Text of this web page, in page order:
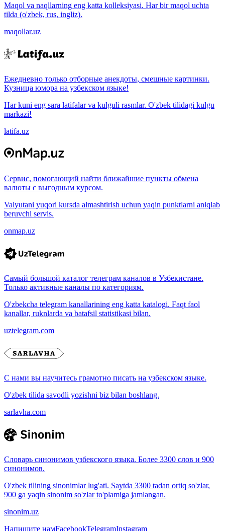
Maqol va naqllarning eng katta kolleksiyasi. Har bir maqol uchta
tilda (o'zbek, rus, ingliz).
maqollar.uz
Ежедневно только отборные анекдоты, смешные картинки.
Кузница юмора на узбекском языке!
Har kuni eng sara latifalar va kulguli rasmlar. O'zbek tilidagi kulgu
markazi!
latifa.uz
Сервис, помогающий найти ближайшие пункты обмена
валюты с выгодным курсом.
Valyutani yuqori kursda almashtirish uchun yaqin punktlarni aniqlab
beruvchi servis.
onmap.uz
Самый большой каталог телеграм каналов в Узбекистане.
Только активные каналы по категориям.
O'zbekcha telegram kanallarining eng katta katalogi. Faqt faol
kanallar, ruknlarda va batafsil statistikasi bilan.
uztelegram.com
С нами вы научитесь грамотно писать на узбекском языке.
O'zbek tilida savodli yozishni biz bilan boshlang.
sarlavha.com
Словарь синонимов узбекского языка. Более 3300 слов и 900
синонимов.
O'zbek tilining sinonimlar lug'ati. Saytda 3300 tadan ortiq so'zlar,
900 ga yaqin sinonim so'zlar to'plamiga jamlangan.
sinonim.uz
Напишите намFacebookTelegramInstagram